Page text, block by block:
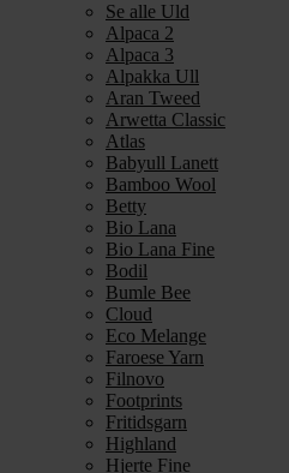
Se alle Uld
Alpaca 2
Alpaca 3
Alpakka Ull
Aran Tweed
Arwetta Classic
Atlas
Babyull Lanett
Bamboo Wool
Betty
Bio Lana
Bio Lana Fine
Bodil
Bumle Bee
Cloud
Eco Melange
Faroese Yarn
Filnovo
Footprints
Fritidsgarn
Highland
Hjerte Fine